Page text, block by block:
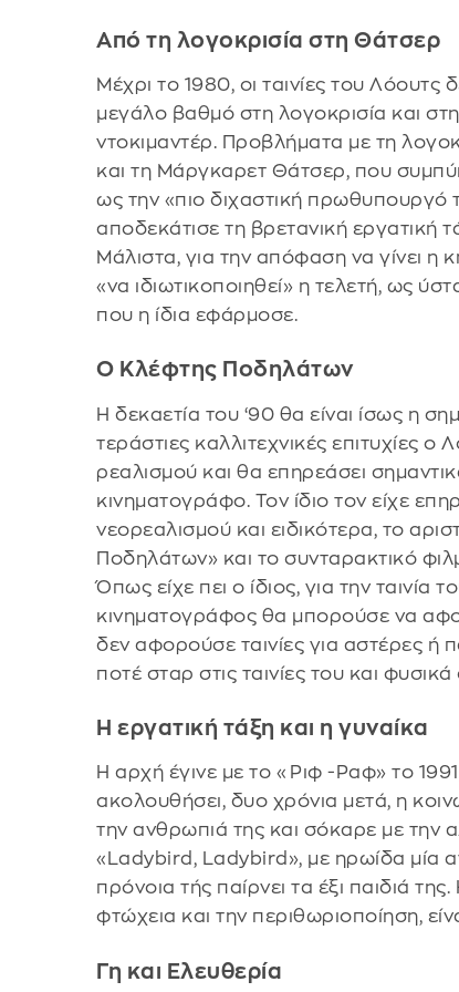
Από τη λογοκρισία στη Θάτσερ
Μέχρι το 1980, οι ταινίες του Λόουτς
μεγάλο βαθμό στη λογοκρισία και
ντοκιμαντέρ. Προβλήματα με τη
και τη Μάργκαρετ Θάτσερ, που
ως την «πιο διχαστική πρωθυπουργό
αποδεκάτισε τη βρετανική εργατική
Μάλιστα, για την απόφαση να γίνει η
«να ιδιωτικοποιηθεί» η τελετή, ως
που η ίδια εφάρμοσε.
Ο Κλέφτης Ποδηλάτων
Η δεκαετία του ‘90 θα είναι ίσως η
τεράστιες καλλιτεχνικές επιτυχίες
ρεαλισμού και θα επηρεάσει
κινηματογράφο. Τον ίδιο τον είχε
νεορεαλισμού και ειδικότερα, το
Ποδηλάτων» και το συνταρακτικό
Όπως είχε πει ο ίδιος, για την ταινία
κινηματογράφος θα μπορούσε να
δεν αφορούσε ταινίες για αστέρες ή
ποτέ σταρ στις ταινίες του και
Η εργατική τάξη και η γυναίκα
Η αρχή έγινε με το «Ριφ -Ραφ» το
ακολουθήσει, δυο χρόνια μετά, η
την ανθρωπιά της και σόκαρε με την
«Ladybird, Ladybird», με ηρωίδα μία
πρόνοια τής παίρνει τα έξι παιδιά
φτώχεια και την περιθωριοποίηση,
Γη και Ελευθερία